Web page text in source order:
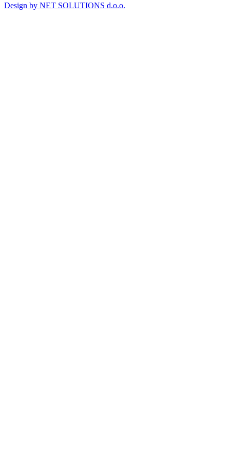
Design by NET SOLUTIONS d.o.o.